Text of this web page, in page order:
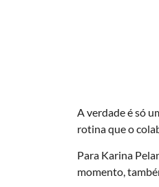
A verdade é só
rotina que o
Para Karina
momento,